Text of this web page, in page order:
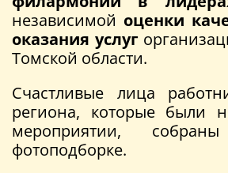
независимой оценки
оказания услуг
Томской области.
Счастливые лица
региона, которые были
мероприятии,
фотоподборке.